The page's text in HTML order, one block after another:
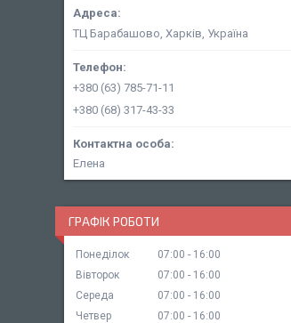
ТЦ Барабашово, Харків, Україна
+380 (63) 785-71-11
+380 (68) 317-43-33
Елена
ГРАФІК РОБОТИ
Понеділок 07:00
16:00
Вівторок
07:00
16:00
Середа
07:00
16:00
Четвер
07:00
16:00